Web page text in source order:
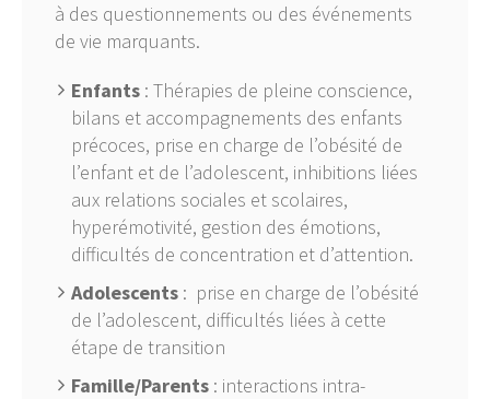
à des questionnements ou des événements
de vie marquants.
Enfants : Thérapies de pleine conscience,
bilans et accompagnements des enfants
précoces, prise en charge de l’obésité de
l’enfant et de l’adolescent, inhibitions liées
aux relations sociales et scolaires,
hyperémotivité, gestion des émotions,
difficultés de concentration et d’attention.
Adolescents : prise en charge de l’obésité
de l’adolescent, difficultés liées à cette
étape de transition
Famille/Parents : interactions intra-